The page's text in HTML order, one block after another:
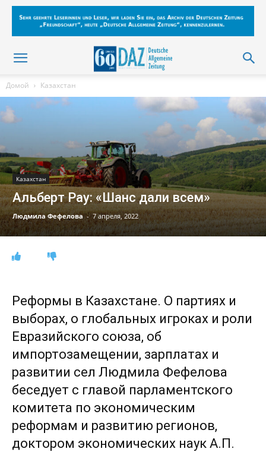
Домой Казахстан
Казахстан
Альберт Рау: «Шанс дали всем»
Людмила Фефелова - 7 апреля, 2022
Реформы в Казахстане. О партиях и
выборах, о глобальных игроках и роли
Евразийского союза, об
импортозамещении, зарплатах и
развитии сел Людмила Фефелова
беседует с главой парламентского
комитета по экономическим
реформам и развитию регионов,
доктором экономических наук А.П.